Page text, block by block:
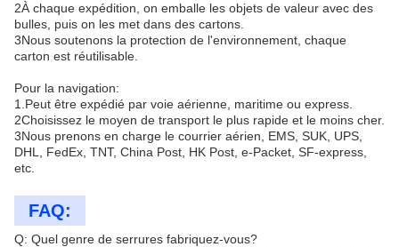
2À chaque expédition, on emballe les objets de valeur avec des
bulles, puis on les met dans des cartons.
3Nous soutenons la protection de l'environnement, chaque
carton est réutilisable.
Pour la navigation:
1.Peut être expédié par voie aérienne, maritime ou express.
2Choisissez le moyen de transport le plus rapide et le moins cher.
3Nous prenons en charge le courrier aérien, EMS, SUK, UPS,
DHL, FedEx, TNT, China Post, HK Post, e-Packet, SF-express,
etc.
FAQ:
Q: Quel genre de serrures fabriquez-vous?